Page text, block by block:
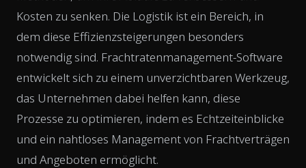
Kosten zu senken. Die Logistik ist ein Bereich, in
dem diese Effizienzsteigerungen besonders
notwendig sind. Frachtratenmanagement-Software
entwickelt sich zu einem unverzichtbaren Werkzeug,
das Unternehmen dabei helfen kann, diese
Prozesse zu optimieren, indem es Echtzeiteinblicke
und ein nahtloses Management von Frachtverträgen
und Angeboten ermöglicht.